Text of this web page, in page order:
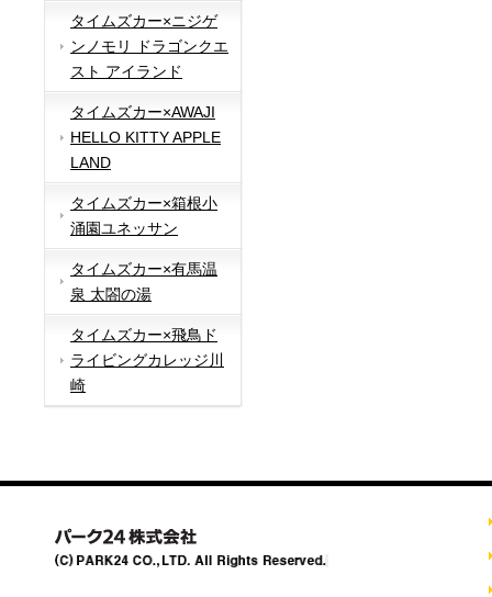
タイムズカー×ニジゲ
ンノモリ ドラゴンクエ
スト アイランド
タイムズカー×AWAJI
HELLO KITTY APPLE
LAND
タイムズカー×箱根小
涌園ユネッサン
タイムズカー×有馬温
泉 太閤の湯
タイムズカー×飛鳥ド
ライビングカレッジ川
崎